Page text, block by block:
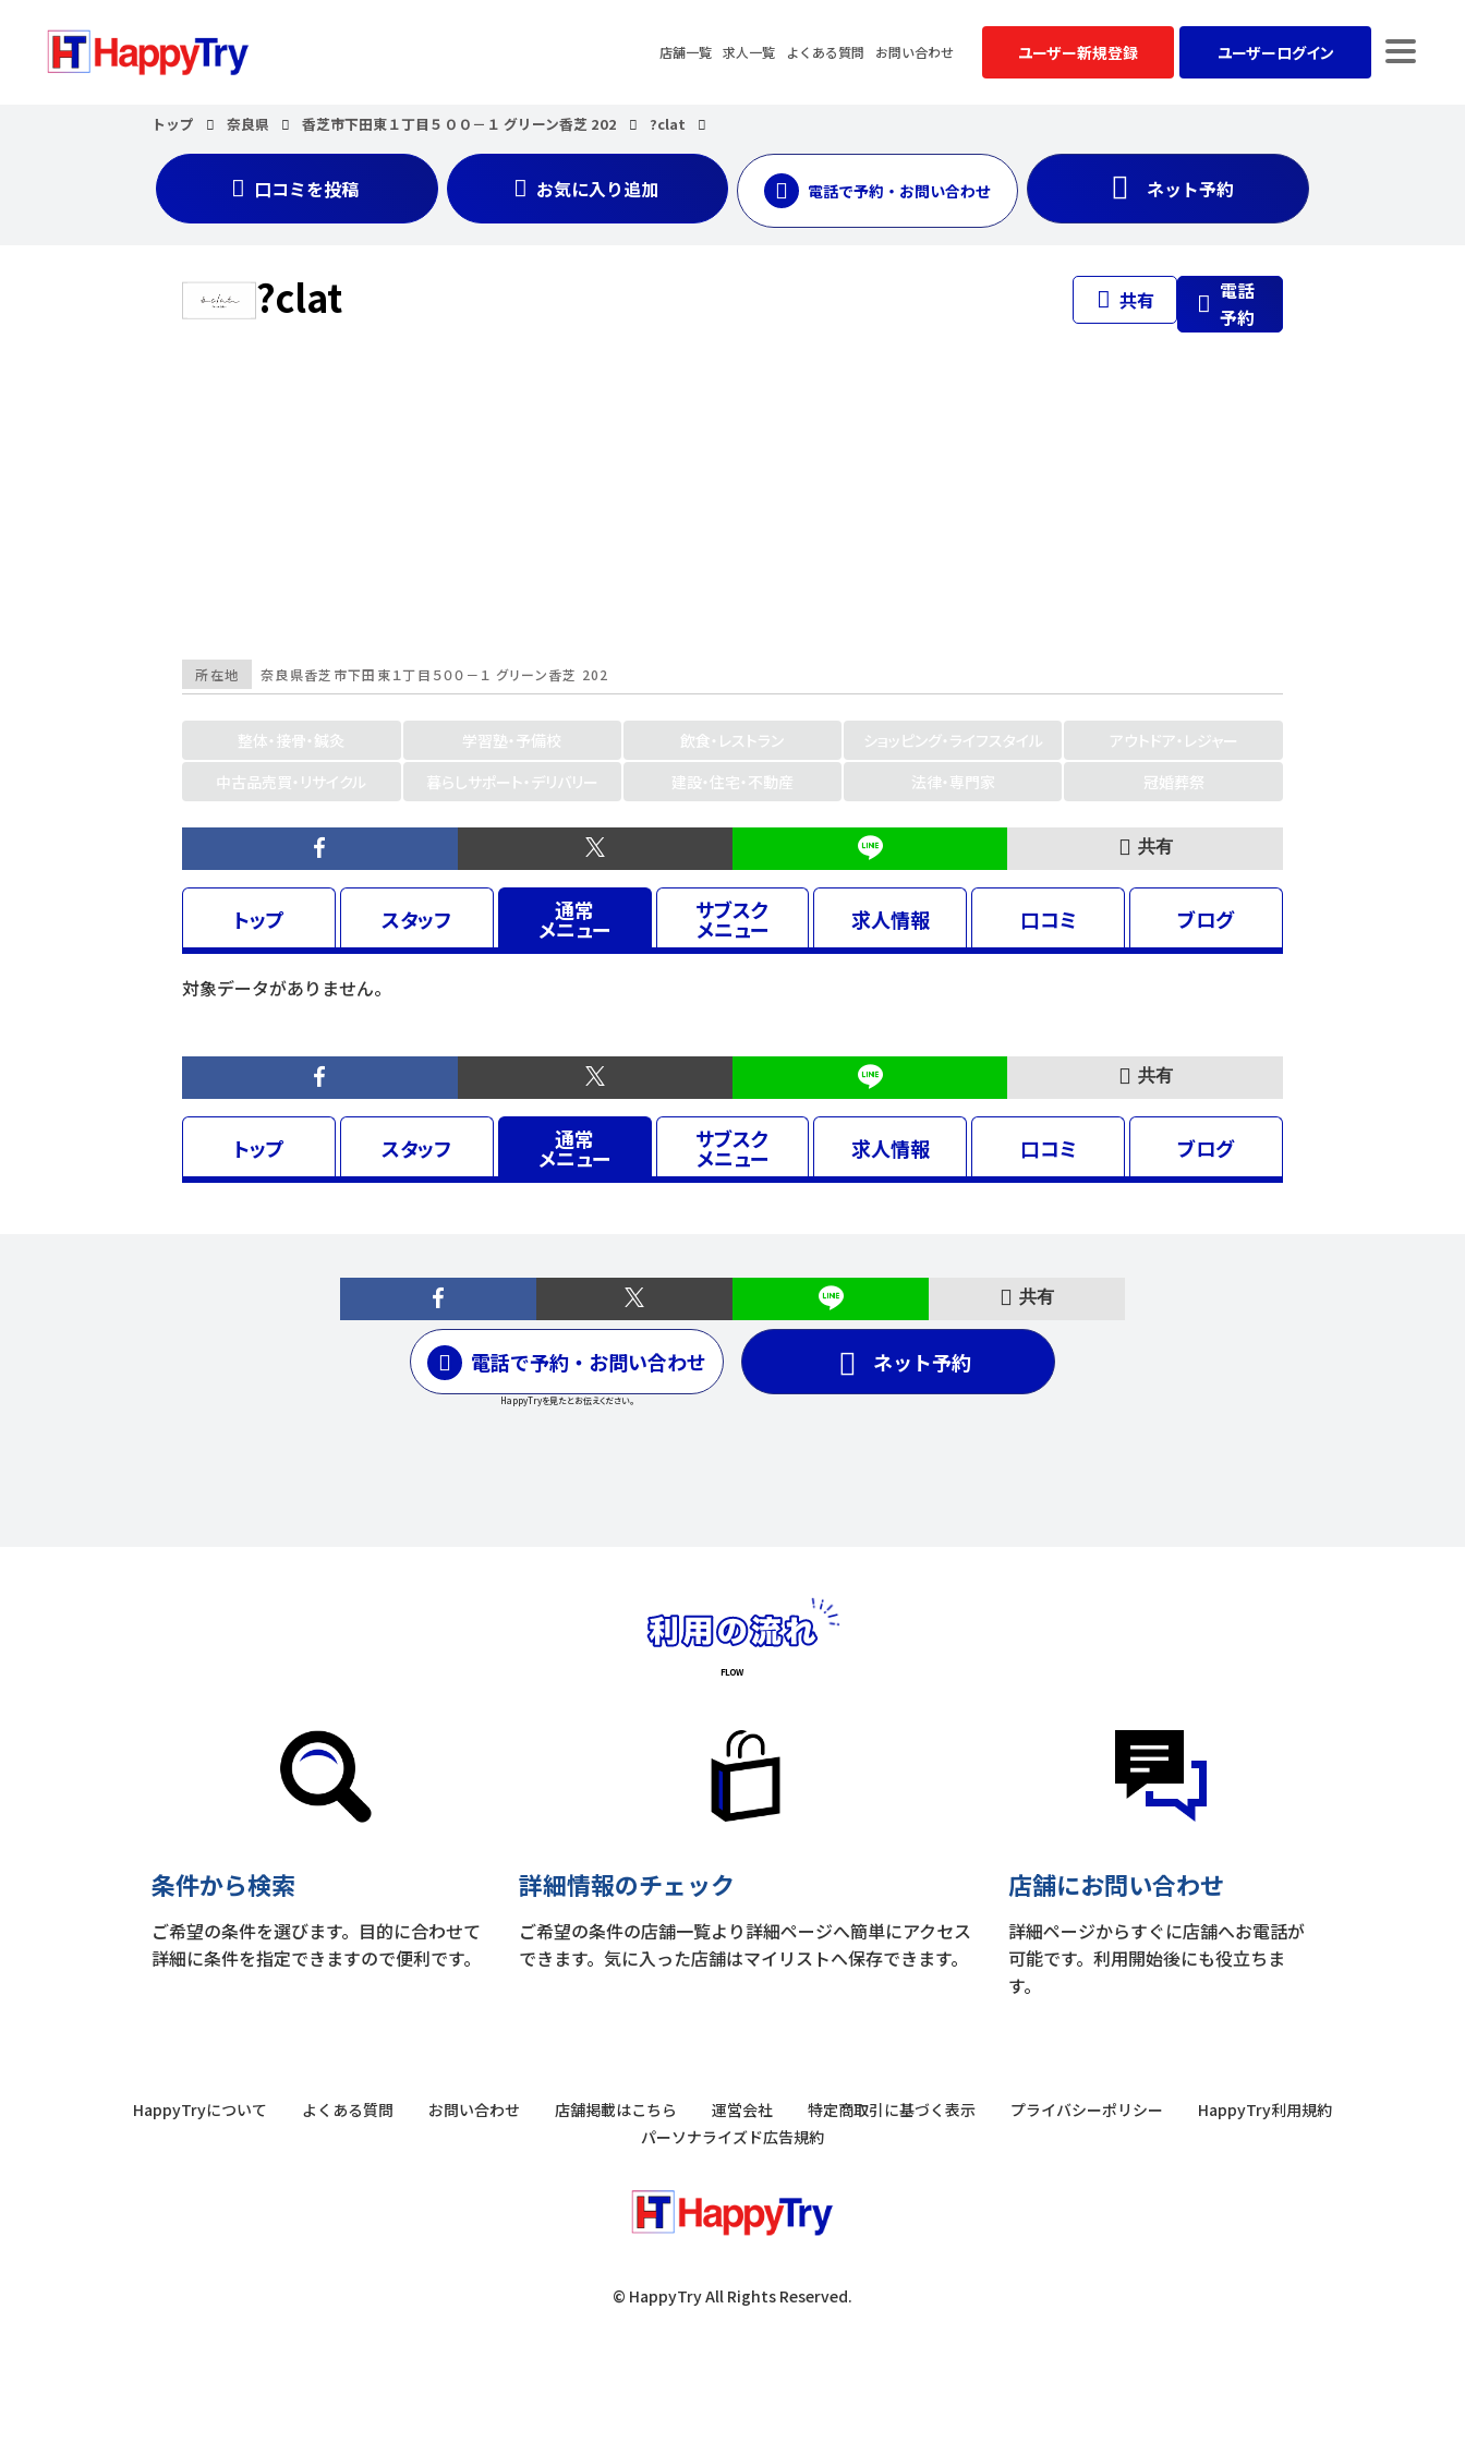
店舗一覧 求人一覧 よくある質問 お問い合わせ ユーザー新規登録 ユーザーログイン
トップ 奈良県 香芝市下田東１丁目５００－１ グリーン香芝 202 ?clat
ネット予約
電話で予約・お問い合わせ
口コミを投稿 お気に入り追加
?clat 共有
電話
予約
所在地 奈良県香芝市下田東１丁目５００－１ グリーン香芝 202
整体・接骨・鍼灸 学習塾・予備校 飲食・レストラン ショッピング・ライフスタイル
アウトドア・レジャー
中古品売買・リサイクル
暮らしサポート・デリバリー 建設・住宅・不動産 法律・専門家 冠婚葬祭
共有
トップ スタッフ 通常
メニュー
サブスク
メニュー 求人情報 口コミ ブログ
対象データがありません。
共有
トップ スタッフ 通常
メニュー
サブスク
メニュー 求人情報 口コミ ブログ
共有
ネット予約
電話で予約・お問い合わせ
HappyTryを見たとお伝えください。
条件から検索
ご希望の条件を選びます。目的に合わせて
詳細に条件を指定できますので便利です。
詳細情報のチェック
ご希望の条件の店舗一覧より詳細ページへ簡単にアクセス
できます。気に入った店舗はマイリストへ保存できます。
店舗にお問い合わせ
詳細ページからすぐに店舗へお電話が
可能です。利用開始後にも役立ちま
す。
HappyTryについて よくある質問 お問い合わせ 店舗掲載はこちら 運営会社 特定商取引に基づく表示 プライバシーポリシー
HappyTry利用規約
パーソナライズド広告規約
© HappyTry All Rights Reserved.